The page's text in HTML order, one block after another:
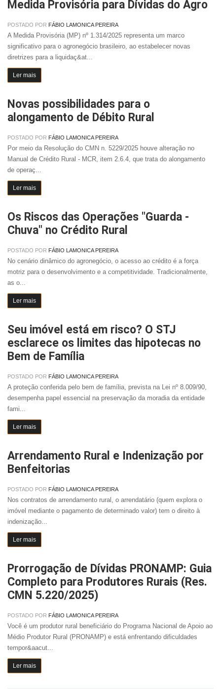
Medida Provisória para Dívidas do Agro
POSTADO POR FÁBIO LAMONICA PEREIRA
A Medida Provisória (MP) nº 1.314/2025 representa um marco
significativo para o agronegócio brasileiro, ao estabelecer novas
diretrizes para a liquidaç&at...
Ler mais
Novas possibilidades para o
alongamento de Débito Rural
POSTADO POR FÁBIO LAMONICA PEREIRA
Por meio da Resolução do CMN n. 5229/2025 houve alteração no
Manual de Crédito Rural - MCR, item 2.6.4, que trata do alongamento
de operaç...
Ler mais
Os Riscos das Operações "Guarda -
Chuva" no Crédito Rural
POSTADO POR FÁBIO LAMONICA PEREIRA
No cenário dinâmico do agronegócio, o acesso ao crédito é a força
motriz para o desenvolvimento e a competitividade. Tradicionalmente,
as o...
Ler mais
Seu imóvel está em risco? O STJ
esclarece os limites das hipotecas no
Bem de Família
POSTADO POR FÁBIO LAMONICA PEREIRA
A proteção conferida pelo bem de família, prevista na Lei nº 8.009/90,
desempenha papel essencial na preservação da moradia da entidade
fami...
Ler mais
Arrendamento Rural e Indenização por
Benfeitorias
POSTADO POR FÁBIO LAMONICA PEREIRA
Nos contratos de arrendamento rural, o arrendatário (quem explora o
imóvel mediante o pagamento de determinado valor) tem o direito à
indenização...
Ler mais
Prorrogação de Dívidas PRONAMP: Guia
Completo para Produtores Rurais (Res.
CMN 5.220/2025)
POSTADO POR FÁBIO LAMONICA PEREIRA
Você é um produtor rural beneficiário do Programa Nacional de Apoio ao
Médio Produtor Rural (PRONAMP) e está enfrentando dificuldades
tempor&aacut...
Ler mais